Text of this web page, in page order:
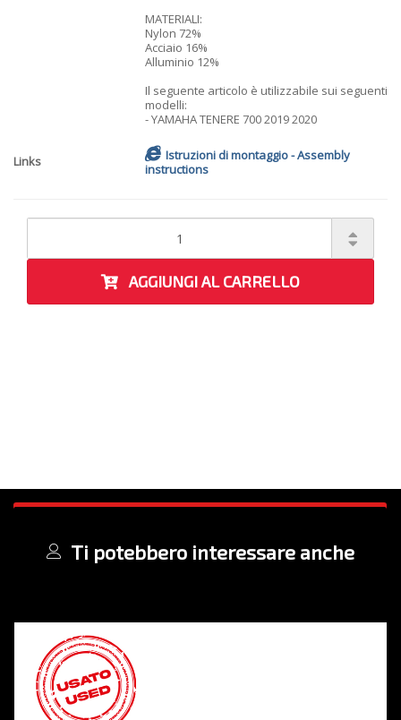
MATERIALI:
Nylon 72%
Acciaio 16%
Alluminio 12%
Il seguente articolo è utilizzabile sui seguenti
modelli:
- YAMAHA TENERE 700 2019 2020
Links
Istruzioni di montaggio - Assembly
instructions
AGGIUNGI AL CARRELLO
Ti potebbero interessare anche